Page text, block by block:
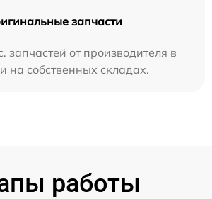
запчасти
запчастей от производителя в
на собственных складах.
работы